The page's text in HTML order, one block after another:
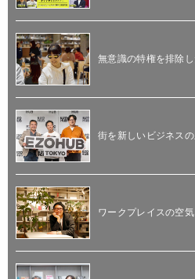
無意識の特権を排除
街を新しいビジネス
ワークプレイスの空